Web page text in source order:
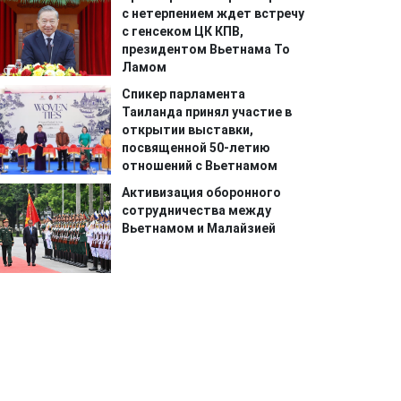
с нетерпением ждет встречу
с генсеком ЦК КПВ,
президентом Вьетнама То
Ламом
Спикер парламента
Таиланда принял участие в
открытии выставки,
посвященной 50-летию
отношений с Вьетнамом
Активизация оборонного
сотрудничества между
Вьетнамом и Малайзией